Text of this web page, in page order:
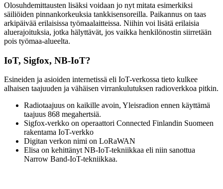
Olosuhdemittausten lisäksi voidaan jo nyt mitata esimerkiksi
säiliöiden pinnankorkeuksia tankkisensoreilla. Paikannus on taas
arkipäivää erilaisissa työmaalaitteissa. Niihin voi lisätä erilaisia
aluerajoituksia, jotka hälyttävät, jos vaikka henkilönostin siirretään
pois työmaa-alueelta.
IoT, Sigfox, NB-IoT?
Esineiden ja asioiden internetissä eli IoT-verkossa tieto kulkee
alhaisen taajuuden ja vähäisen virrankulutuksen radioverkkoa pitkin.
Radiotaajuus on kaikille avoin, Yleisradion ennen käyttämä
taajuus 868 megahertsiä.
Sigfox-verkko on operaattori Connected Finlandin Suomeen
rakentama IoT-verkko
Digitan verkon nimi on LoRaWAN
Elisa on kehittänyt NB-IoT-tekniikkaa eli niin sanottua
Narrow Band-IoT-tekniikkaa.